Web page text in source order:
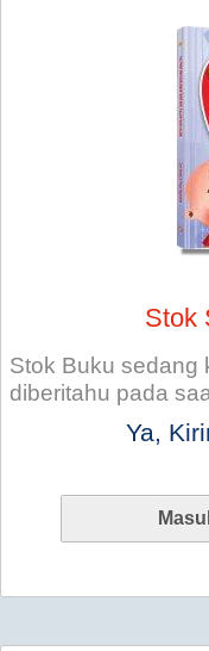
Stok
Stok Buku sedang
diberitahu pada
Ya,